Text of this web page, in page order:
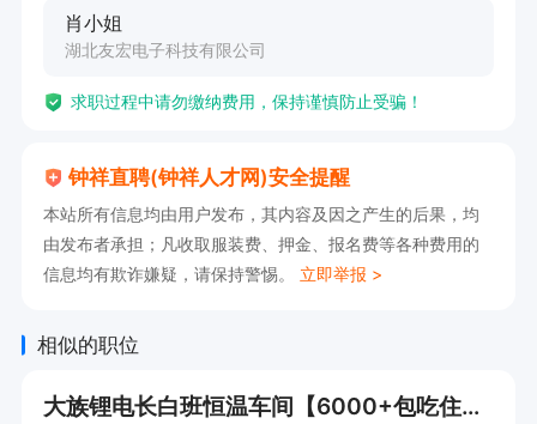
班。
晚）。
3. 提供食宿、加班补助、节日福利、免费培训、
工作环境舒适，待遇优厚，欢迎各位有志之士踊跃
肖小姐
湖北友宏电子科技有限公司
求职过程中请勿缴纳费用，保持谨慎防止受骗！
钟祥直聘(钟祥人才网)安全提醒
本站所有信息均由用户发布，其内容及因之产生的后果，均
由发布者承担；凡收取服装费、押金、报名费等各种费用的
信息均有欺诈嫌疑，请保持警惕。 立即举报 >
相似的职位
大族锂电长白班恒温车间【6000+包吃住五险一金】